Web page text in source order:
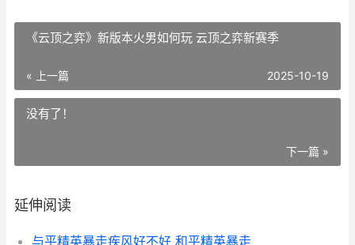
《云顶之弈》新版本火男如何玩 云顶之弈新赛季
« 上一篇 2025-10-19
没有了！
下一篇 »
延伸阅读
与平精英暴走疾风好不好 和平精英暴走